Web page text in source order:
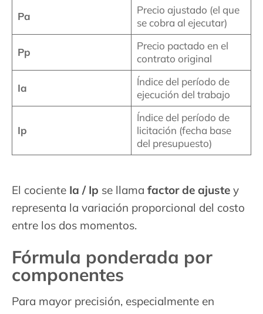
Pa
Precio ajustado (el que
se cobra al ejecutar)
Pp
Precio pactado en el
contrato original
Ia
Índice del período de
ejecución del trabajo
Ip
Índice del período de
licitación (fecha base
del presupuesto)
El cociente Ia / Ip se llama factor de ajuste y
representa la variación proporcional del costo
entre los dos momentos.
Fórmula ponderada por
componentes
Para mayor precisión, especialmente en